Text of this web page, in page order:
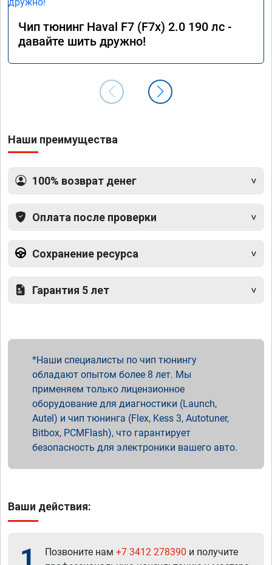
Чип тюнинг Haval F7 (F7x) 2.0 190 лс -
давайте шить дружно!
Наши преимущества
100% возврат денег
Оплата после проверки
Сохранение ресурса
Гарантия 5 лет
Наши специалисты по чип тюнингу
обладают опытом более 8 лет. Мы
применяем только лицензионное
оборудование для диагностики (Launch,
Autel) и чип тюнинга (Flex, Kess 3, Autotuner,
Bitbox, PCMFlash), что гарантирует
безопасность для электроники вашего авто.
Ваши действия:
1 Позвоните нам +7 3412 278390 и получите